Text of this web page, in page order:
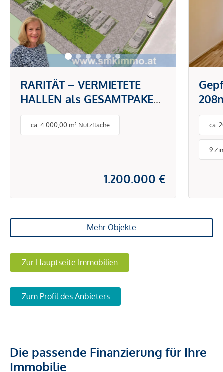
RARITÄT – VERMIETETE
HALLEN als GESAMTPAKET
zu KAUFEN!
ca. 4.000,00 m² Nutzfläche
1.200.000 €
ca.
9
Mehr Objekte
Zur Hauptseite Immobilien
Zum Profil des Anbieters
Die passende Finanzierung für Ihre
Immobilie